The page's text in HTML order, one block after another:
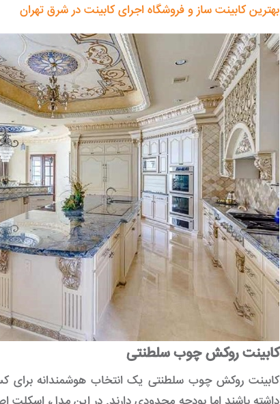
بهترین کابینت ساز و فروشگاه اجرای کابینت در شرق تهران
کابینت روکش چوب سلطنتی
کابینت روکش چوب سلطنتی یک انتخاب هوشمندانه برای